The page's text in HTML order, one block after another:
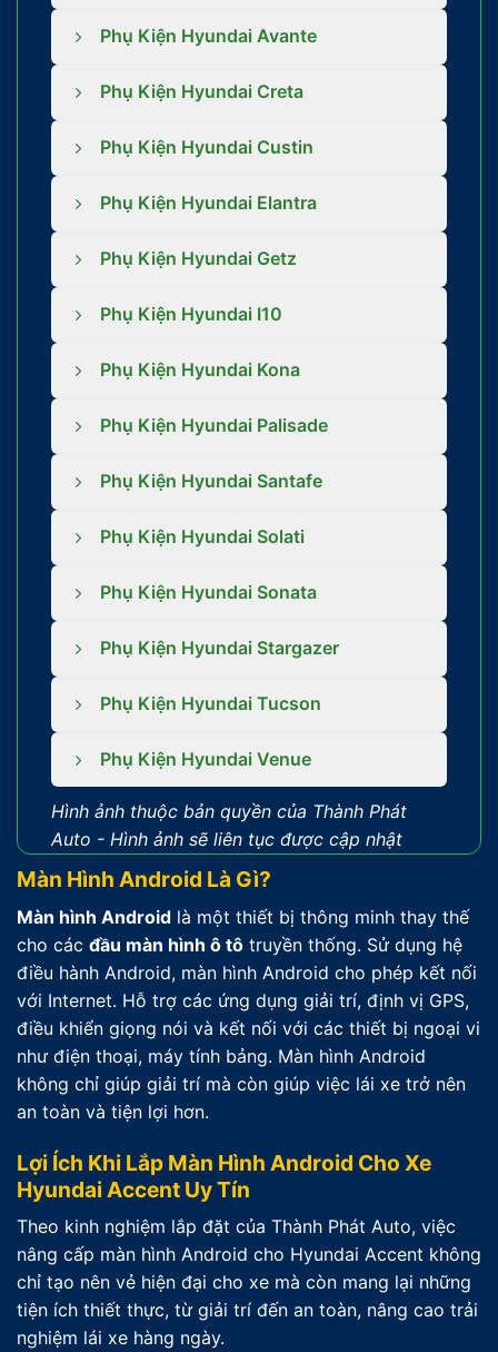
Phụ Kiện Hyundai Avante
Phụ Kiện Hyundai Creta
Phụ Kiện Hyundai Custin
Phụ Kiện Hyundai Elantra
Phụ Kiện Hyundai Getz
Phụ Kiện Hyundai I10
Phụ Kiện Hyundai Kona
Phụ Kiện Hyundai Palisade
Phụ Kiện Hyundai Santafe
Phụ Kiện Hyundai Solati
Phụ Kiện Hyundai Sonata
Phụ Kiện Hyundai Stargazer
Phụ Kiện Hyundai Tucson
Phụ Kiện Hyundai Venue
Hình ảnh thuộc bản quyền của Thành Phát
Auto - Hình ảnh sẽ liên tục được cập nhật
Màn Hình Android Là Gì?
Màn hình Android là một thiết bị thông minh thay thế
cho các đầu màn hình ô tô truyền thống. Sử dụng hệ
điều hành Android, màn hình Android cho phép kết nối
với Internet. Hỗ trợ các ứng dụng giải trí, định vị GPS,
điều khiển giọng nói và kết nối với các thiết bị ngoại vi
như điện thoại, máy tính bảng. Màn hình Android
không chỉ giúp giải trí mà còn giúp việc lái xe trở nên
an toàn và tiện lợi hơn.
Lợi Ích Khi Lắp Màn Hình Android Cho Xe
Hyundai Accent Uy Tín
Theo kinh nghiệm lắp đặt của Thành Phát Auto, việc
nâng cấp màn hình Android cho Hyundai Accent không
chỉ tạo nên vẻ hiện đại cho xe mà còn mang lại những
tiện ích thiết thực, từ giải trí đến an toàn, nâng cao trải
nghiệm lái xe hàng ngày.